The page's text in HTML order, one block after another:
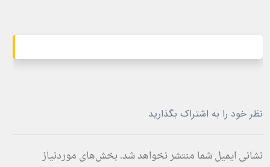
نظر خود را به اشتراک بگذارید
نشانی ایمیل شما منتشر نخواهد شد. بخش‌های موردنیاز